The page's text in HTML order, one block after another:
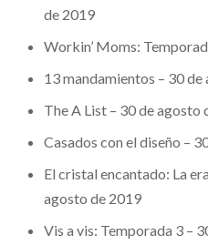
de 2019
Workin’ Moms:
13 mandamientos – 30
The A List – 30 de agosto
Casados con el diseño –
El cristal encantado: La
agosto de 2019
Vis a vis: Temporada 3 –